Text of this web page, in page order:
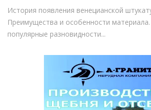
История появления венецианской
Преимущества и особенности
популярные разновидности...